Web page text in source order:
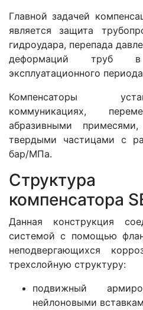
Главной задачей
является защита
гидроудара, перепада
деформаций труб
эксплуатационного
Компенсаторы
коммуникациях,
абразивными
твердыми частицами с
бар/МПа.
Структура
компенсатора
Данная конструкция
системой с помощью
неподвергающихся
трехслойную структуру:
подвижный
нейлоновыми